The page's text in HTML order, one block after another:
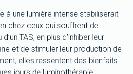
à une lumière intense stabiliserait
chez ceux qui souffrent de
TAS, en plus d’inhiber leur
et de stimuler leur production de
elles ressentent des bienfaits